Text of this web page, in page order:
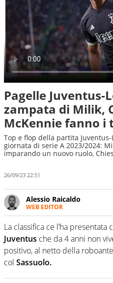
Pagelle Juventus-
zampata di Milik,
McKennie fanno
Top e flop della partita Juventus-
giornata di serie A 2023/2024:
imparando un nuovo ruolo,
26/09/23 22:51
Alessio Raicaldo
WEB EDITOR
Un figlio che si chiama
di proprietà in Italia. Il
irrinunciabile tra passione
Sport indaga,
mondo dello sport per
La classifica ce l’ha
Juventus che da 4 anni non
positivo, al netto della
col Sassuolo.